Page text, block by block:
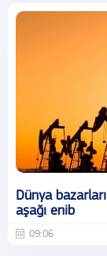
Dünya
aşağı enib
09:06